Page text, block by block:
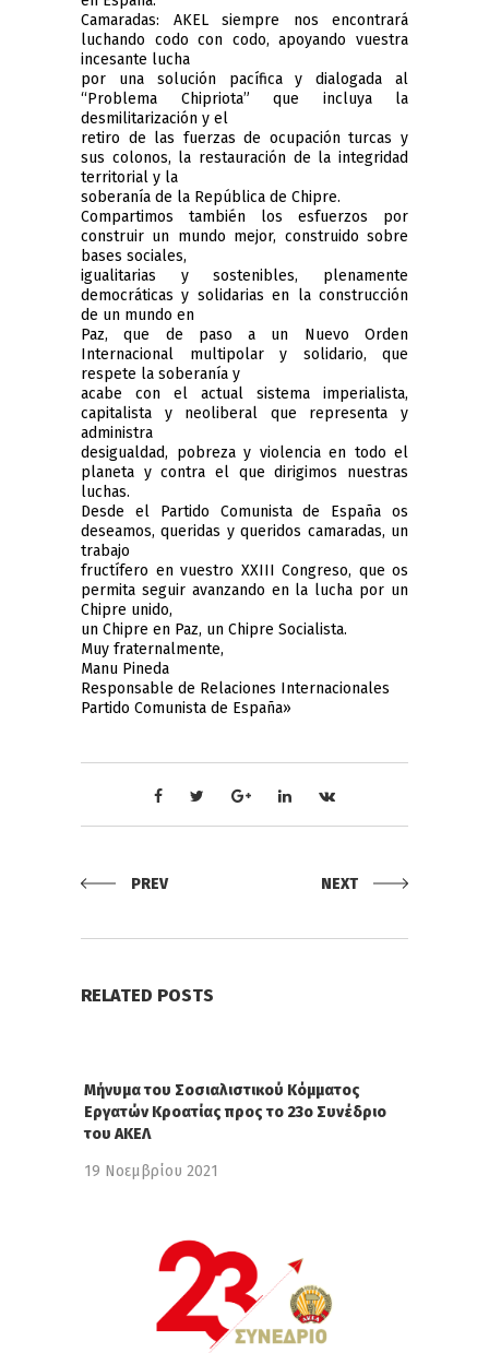
Camaradas: AKEL siempre nos encontrará
luchando codo con codo, apoyando vuestra
incesante lucha
por una solución pacífica y dialogada al
“Problema Chipriota” que incluya la
desmilitarización y el
retiro de las fuerzas de ocupación turcas y
sus colonos, la restauración de la integridad
territorial y la
soberanía de la República de Chipre.
Compartimos también los esfuerzos por
construir un mundo mejor, construido sobre
bases sociales,
igualitarias y sostenibles, plenamente
democráticas y solidarias en la construcción
de un mundo en
Paz, que de paso a un Nuevo Orden
Internacional multipolar y solidario, que
respete la soberanía y
acabe con el actual sistema imperialista,
capitalista y neoliberal que representa y
administra
desigualdad, pobreza y violencia en todo el
planeta y contra el que dirigimos nuestras
luchas.
Desde el Partido Comunista de España os
deseamos, queridas y queridos camaradas, un
trabajo
fructífero en vuestro XXIII Congreso, que os
permita seguir avanzando en la lucha por un
Chipre unido,
un Chipre en Paz, un Chipre Socialista.
Muy fraternalmente,
Manu Pineda
Responsable de Relaciones Internacionales
Partido Comunista de España»
PREV NEXT
RELATED POSTS
Μήνυμα του Σοσιαλιστικoύ Κόμματος
Εργατών Κροατίας προς το 23ο Συνέδριο
του ΑΚΕΛ
19 Νοεμβρίου 2021